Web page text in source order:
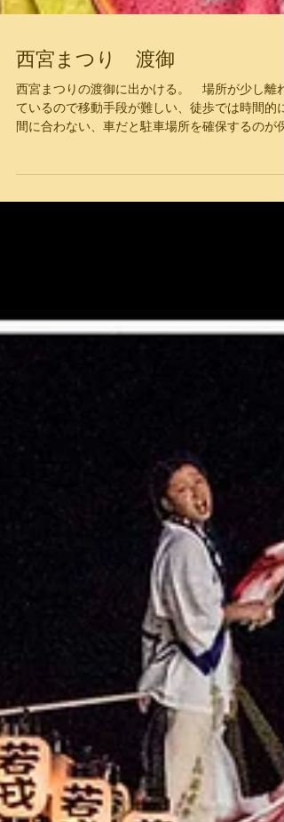
西宮まつり 渡御
ているので移動手段が難しい、徒歩では時間的に